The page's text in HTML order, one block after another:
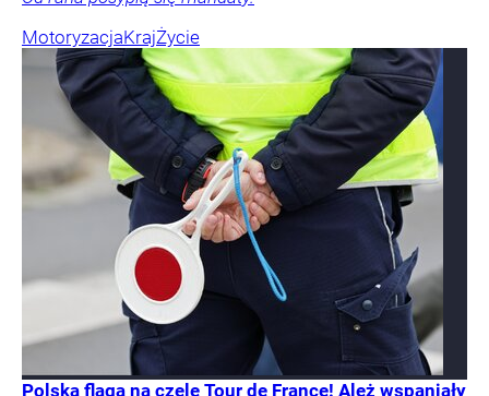
MotoryzacjaKrajŻycie
Polska flaga na czele Tour de France! Ależ wspaniały